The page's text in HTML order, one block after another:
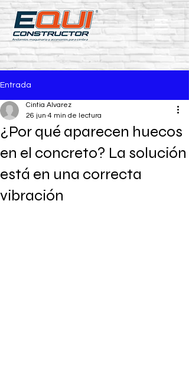
Entrada
¿Por qué aparecen huecos
en el concreto? La solución
está en una correcta
vibración
Cintia Alvarez
26 jun 4 min de lectura